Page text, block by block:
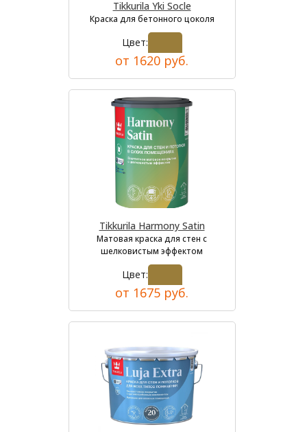
Tikkurila Yki Socle
Краска для бетонного цоколя
Цвет:
от 1620 руб.
Tikkurila Harmony Satin
Матовая краска для стен с
шелковистым эффектом
Цвет:
от 1675 руб.